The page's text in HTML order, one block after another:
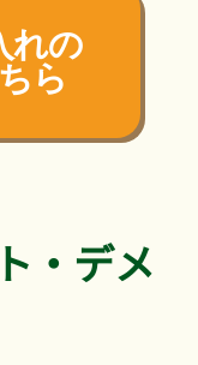
れの
ら
・デメ